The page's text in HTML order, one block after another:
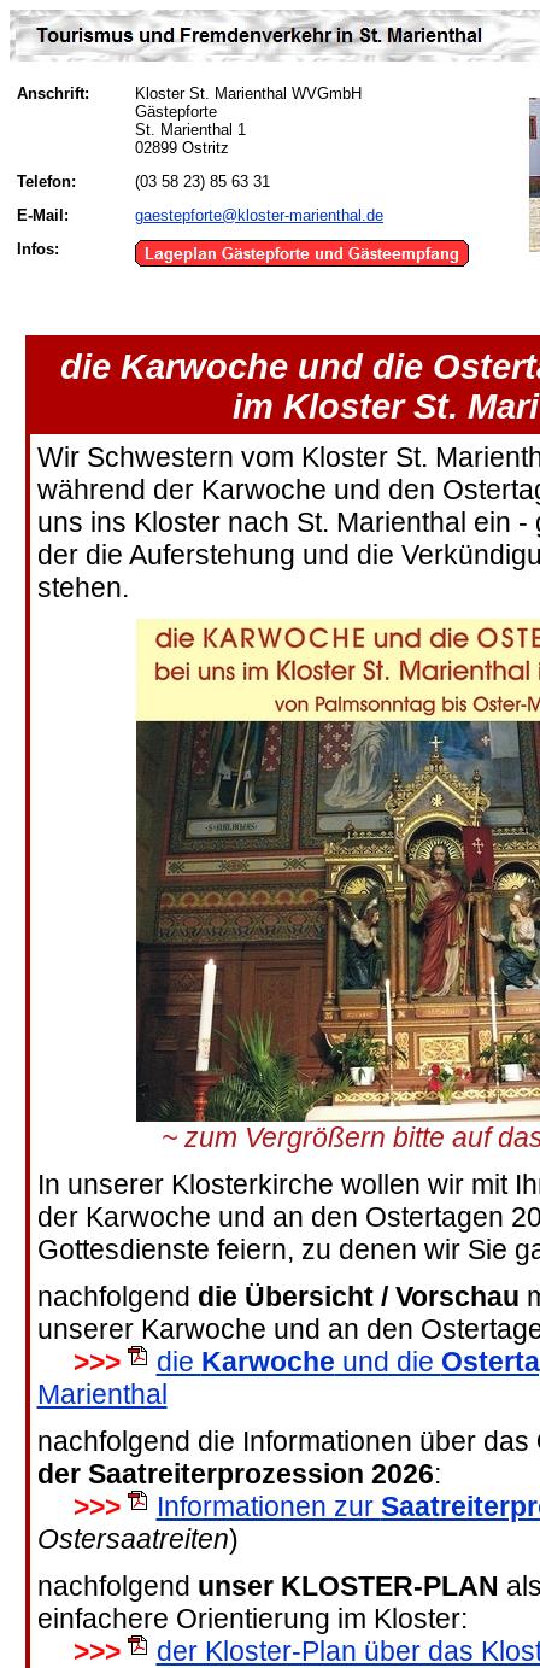
Anschrift:
Kloster St. Marienthal WVGmbH
Gästepforte
St. Marienthal 1
02899 Ostritz
Telefon:
(03 58 23) 85 63 31
E-Mail:
gaestepforte@kloster-marienthal.de
Infos:
die Karwoche und die
im Kloster St.
Wir Schwestern vom Kloster St.
während der Karwoche und den
uns ins Kloster nach St. Marienthal ein
der die Auferstehung und die
stehen.
~ zum Vergrößern bitte auf
In unserer Klosterkirche wollen wir mit
der Karwoche und an den Ostertagen
Gottesdienste feiern, zu denen wir Sie
nachfolgend die Übersicht / Vorschau
unserer Karwoche und an den
>>>
die Karwoche und die
Marienthal
nachfolgend die Informationen über das
der Saatreiterprozession 2026:
>>>
Informationen zur
Ostersaatreiten)
nachfolgend unser KLOSTER-PLAN
einfachere Orientierung im Kloster:
>>>
der Kloster-Plan über das